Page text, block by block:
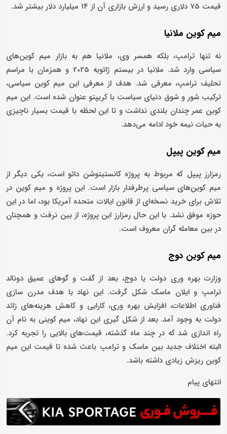
قیمت 75 دلاری رسید و ارزش بازاری آن از 14 میلیارد دلار بیشتر شد.
میم کوین ملانیا
نه تنها ترامپ، بلکه همسر وی، ملانیا هم به بازار میم کوین‌های
سیاسی وارد شد. ملانیا در بیستم ژائویه 2025 و همزمان با مراسم
تحلیف ترامپ، معرفی شد. هدف از معرفی این میم کوین سیاسی،
ترکیب شور و شوق دنیای سیاست با کریپتو عنوان شده است. این میم
کوین عمر چندان بلندی نداشت و تا این لحظه با قیمت بسیار ناچیزی
به حیات نیمه خود ادامه می‌دهد.
میم کوین پیپل
رمزارز پیپل که مربوط به پروژه کانستیتوشن دائو است، یکی دیگر از
میم کوین‌های سیاسی پرطرفدار بازار است. این پروژه و میم کوین در
تلاش برای خرید نسخه‌ای از قانون ایالات متحده آمریکا بود، اما در این
حوزه موفق نشد. با این حال رمزارز این پروژه، از بین نرفت و همچنان
در بین معامله گران معروف است.
میم کوین دوج
وزارت بهره وری دولت یا دوج، بعد از گفت و گوهای عمیق دونالد
ترامپ و ایلان ماسک شکل گرفت. این نهاد با هدف مدرن سازی
فناوری اطلاعات، افزایش بهره وری، کارایی و کاهش هزینه‌های زائد
دولت به وجود آمد. بعد از شکل گیری این نهاد، میم کوینی به نام آن
راه اندازی شد که در چند ماه گذشته، قیمت‌های بالایی را تجربه کرد.
البته اختلاف جدید بین ماسک و ترامپ باعث شده تا قیمت این میم
کوین ریزش زیادی داشته باشد.
انتهای پیام